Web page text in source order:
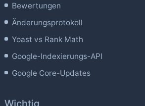
Bewertungen
Änderungsprotokoll
Yoast vs Rank Math
Google-Indexierungs-API
Google Core-Updates